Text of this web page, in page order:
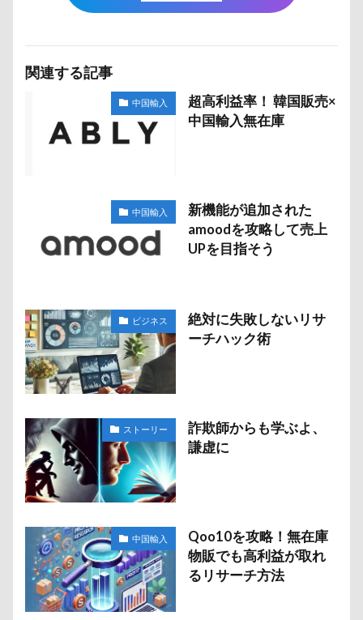
関連する記事
中国輸入
超高利益率！ 韓国販売×
中国輸入無在庫
中国輸入
新機能が追加された
amoodを攻略して売上
UPを目指そう
ビジネス
絶対に失敗しないリサ
ーチハック術
ストーリー
詐欺師からも学ぶよ、
謙虚に
中国輸入
Qoo10を攻略！無在庫
物販でも高利益が取れ
るリサーチ方法